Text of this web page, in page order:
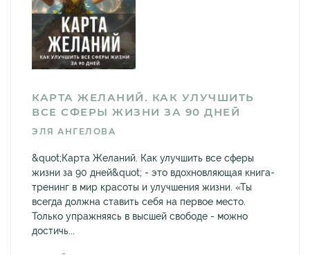
КАРТА ЖЕЛАНИЙ. КАК УЛУЧШИТЬ
ВСЕ СФЕРЫ ЖИЗНИ ЗА 90 ДНЕЙ
ЭЛЯ АНГЕЛОВА
&quot;Карта Желаний. Как улучшить все сферы
жизни за 90 дней&quot; - это вдохновляющая книга-
тренинг в мир красоты и улучшения жизни. «Ты
всегда должна ставить себя на первое место.
Только упражняясь в высшей свободе - можно
достичь...